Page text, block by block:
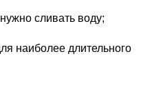
сливать воду;